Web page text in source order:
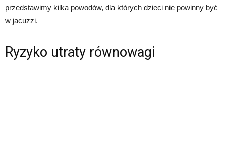
przedstawimy kilka powodów, dla których dzieci nie powinny być
w jacuzzi.
Ryzyko utraty równowagi